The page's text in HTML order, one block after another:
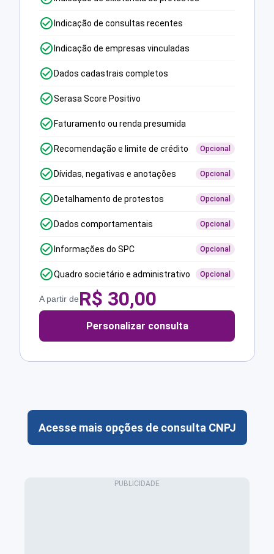
Indicação de consultas recentes
Indicação de empresas vinculadas
Dados cadastrais completos
Serasa Score Positivo
Faturamento ou renda presumida
Recomendação e limite de crédito Opcional
Dívidas, negativas e anotações Opcional
Detalhamento de protestos Opcional
Dados comportamentais Opcional
Informações do SPC Opcional
Quadro societário e administrativo Opcional
A partir deR$ 30,00
Personalizar consulta
Acesse mais opções de consulta CNPJ